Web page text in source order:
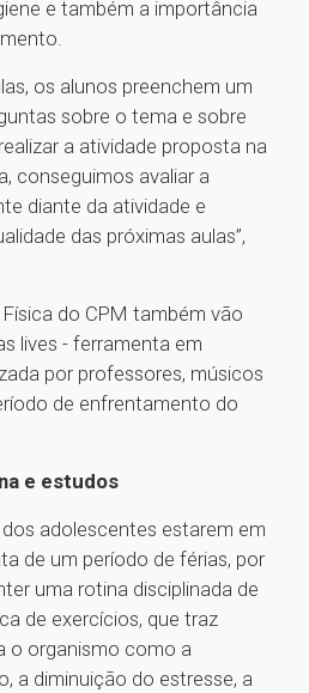
e também a importância
os alunos preenchem um
sobre o tema e sobre
a atividade proposta na
conseguimos avaliar a
diante da atividade e
das próximas aulas”,
do CPM também vão
lives - ferramenta em
por professores, músicos
de enfrentamento do
e estudos
adolescentes estarem em
de um período de férias, por
uma rotina disciplinada de
de exercícios, que traz
o organismo como a
a diminuição do estresse, a